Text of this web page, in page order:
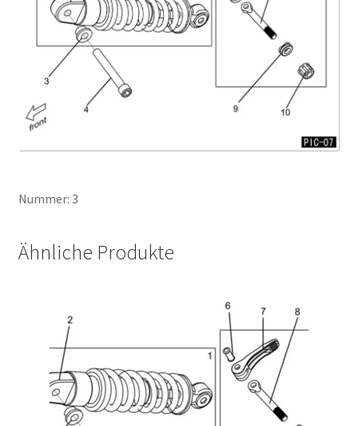
Nummer: 3
Ähnliche Produkte